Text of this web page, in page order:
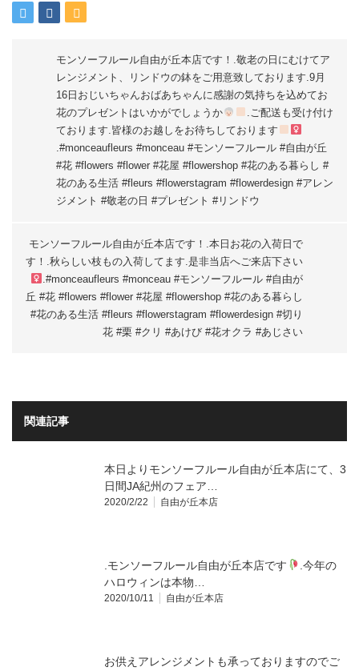
モンソーフルール自由が丘本店です！.敬老の日にむけてア
レンジメント、リンドウの鉢をご用意致しております.9月
16日おじいちゃんおばあちゃんに感謝の気持ちを込めてお
花のプレゼントはいかがでしょうか
.ご配送も受け付け
ております.皆様のお越しをお待ちしております
.#monceaufleurs #monceau #モンソーフルール #自由が丘
#花 #flowers #flower #花屋 #flowershop #花のある暮らし #
花のある生活 #fleurs #flowerstagram #flowerdesign #アレン
ジメント #敬老の日 #プレゼント #リンドウ
モンソーフルール自由が丘本店です！.本日お花の入荷日で
す！.秋らしい枝もの入荷してます.是非当店へご来店下さい‍
.#monceaufleurs #monceau #モンソーフルール #自由が
丘 #花 #flowers #flower #花屋 #flowershop #花のある暮らし
#花のある生活 #fleurs #flowerstagram #flowerdesign #切り
花 #栗 #クリ #あけび #花オクラ #あじさい
関連記事
本日よりモンソーフルール自由が丘本店にて、3
日間JA紀州のフェア…
2020/2/22 自由が丘本店
.モンソーフルール自由が丘本店です
.今年の
ハロウィンは本物…
2020/10/11 自由が丘本店
お供えアレンジメント‪も承っておりますのでご